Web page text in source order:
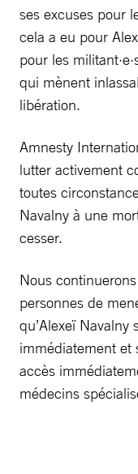
ses excuses pour
cela a eu pour
pour les
qui mènent
libération.
Amnesty
lutter activement
toutes
Navalny à une
cesser.
Nous
personnes de
qu’Alexeï Navalny
immédiatement et
accès
médecins